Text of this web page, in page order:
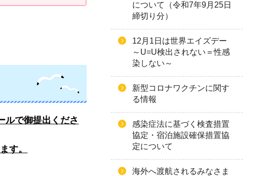
ルで御提出くださ
す。
について（令和7年9月25日
締切り分）
12月1日は世界エイズデー
～U=U検出されない＝性感
染しない～
新型コロナワクチンに関す
る情報
感染症法に基づく検査措置
協定・宿泊施設確保措置協
定について
海外へ渡航されるみなさま